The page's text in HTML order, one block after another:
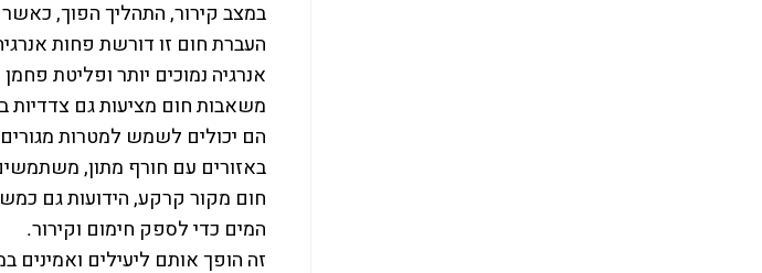
במצב קירור, התהליך הפוך,
העברת חום זו דורשת פחות
אנרגיה נמוכים יותר ופליטת
משאבות חום מציעות גם צדדיות
הם יכולים לשמש למטרות
באזורים עם חורף מתון,
חום מקור קרקע, הידועות גם
המים כדי לספק חימום וקירור.
זה הופך אותם ליעילים ואמינים